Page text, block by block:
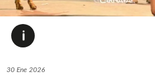
30 Ene 2026